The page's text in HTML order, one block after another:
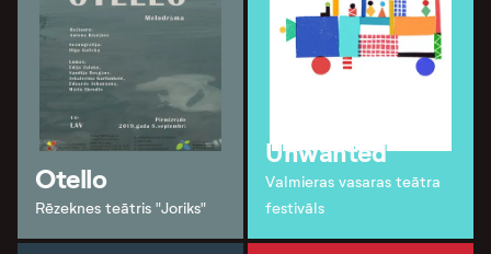
Otello
Rēzeknes teātris "Joriks"
Unwanted
Valmieras vasaras teātra
festivāls